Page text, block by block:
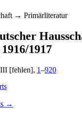
→ Primärliteratur
1917
[fehlen], 1–920
→